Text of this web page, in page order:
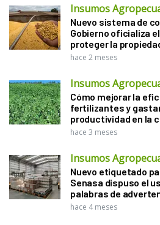
Insumos
Nuevo sistema de
Gobierno oficializa
proteger la
hace 2 meses
Insumos
Cómo mejorar la
fertilizantes y
productividad en la
hace 3 meses
Insumos
Nuevo etiquetado
Senasa dispuso el
palabras de
hace 4 meses